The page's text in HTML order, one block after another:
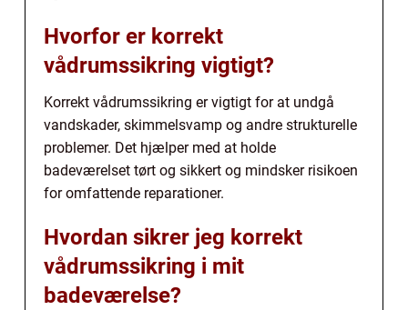
Hvorfor er korrekt
vådrumssikring vigtigt?
Korrekt vådrumssikring er vigtigt for at undgå
vandskader, skimmelsvamp og andre strukturelle
problemer. Det hjælper med at holde
badeværelset tørt og sikkert og mindsker risikoen
for omfattende reparationer.
Hvordan sikrer jeg korrekt
vådrumssikring i mit
badeværelse?